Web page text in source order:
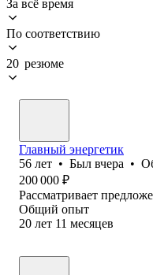
За всё время
По соответствию
20 резюме
Главный энергетик
56 лет • Был вчера •
200 000 ₽
Рассматривает
Общий опыт
20 лет 11 месяцев